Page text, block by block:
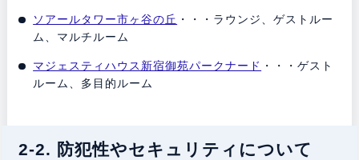
ソアールタワー市ヶ谷の丘 ・・・ラウンジ、ゲストルー
ム、マルチルーム
マジェスティハウス新宿御苑パークナード ・・・ゲスト
ルーム、多目的ルーム
2-2. 防犯性やセキュリティについて